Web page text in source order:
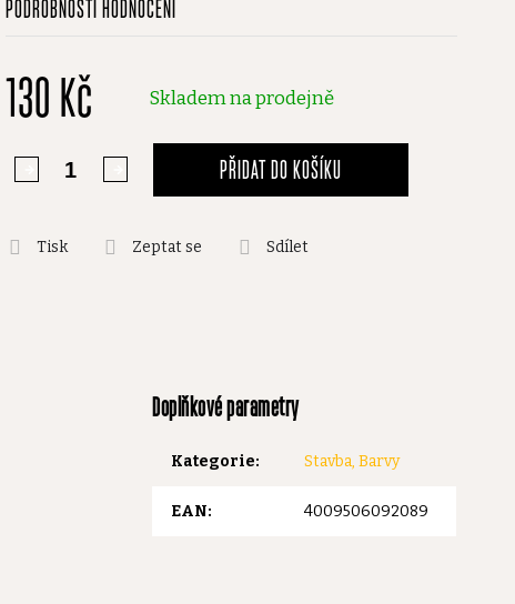
hodnocení
0,0
PODROBNOSTI HODNOCENÍ
130 Kč Skladem na prodejně
PŘIDAT DO KOŠÍKU
Tisk Zeptat se Sdílet
Doplňkové parametry
Kategorie: Stavba, Barvy
EAN: 4009506092089